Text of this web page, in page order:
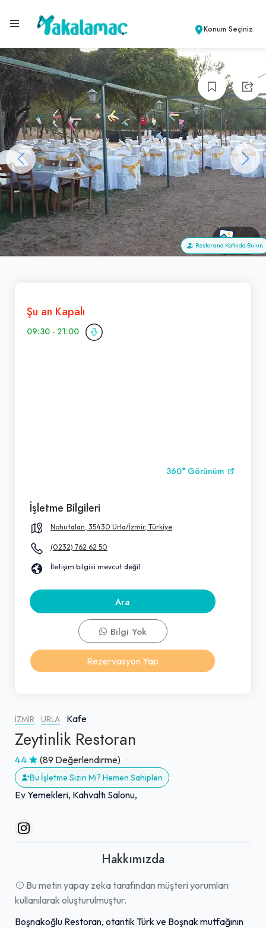
Konum Seçiniz
+10
Restorana Katkıda Bulun
İZMIR URLA Kafe
Zeytinlik Restoran
4.4 (89 Değerlendirme)
Bu İşletme Sizin Mi? Hemen Sahiplen
Ev Yemekleri, Kahvaltı Salonu,
Hakkımızda
Bu metin yapay zeka tarafından müşteri yorumları
kullanılarak oluşturulmuştur.
Boşnakoğlu Restoran, otantik Türk ve Boşnak mutfağının
Şu an Kapalı
09:30 - 21:00
360° Görünüm
İşletme Bilgileri
Nohutalan, 35430 Urla/İzmir, Türkiye
(0232) 762 62 50
İletişim bilgisi mevcut değil.
Ara
Bilgi Yok
Rezervasyon Yap